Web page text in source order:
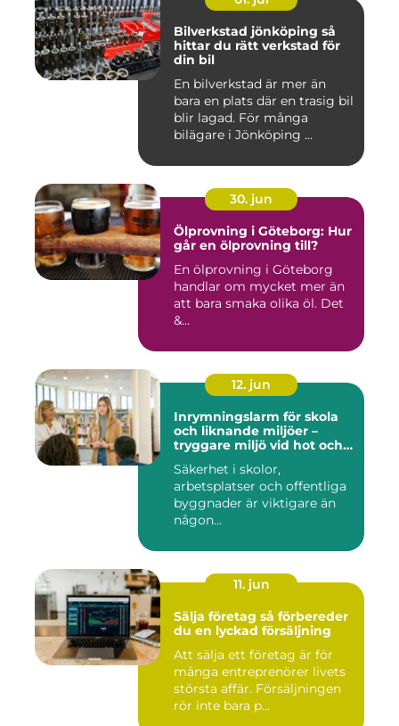
Bilverkstad jönköping så
hittar du rätt verkstad för
din bil
En bilverkstad är mer än
bara en plats där en trasig bil
blir lagad. För många
bilägare i Jönköping ...
30. jun
Ölprovning i Göteborg: Hur
går en ölprovning till?
En ölprovning i Göteborg
handlar om mycket mer än
att bara smaka olika öl. Det
&...
12. jun
Inrymningslarm för skola
och liknande miljöer –
tryggare miljö vid hot och
Säkerhet i skolor,
arbetsplatser och offentliga
byggnader är viktigare än
någon...
11. jun
Sälja företag så förbereder
du en lyckad försäljning
Att sälja ett företag är för
många entreprenörer livets
största affär. Försäljningen
rör inte bara p...